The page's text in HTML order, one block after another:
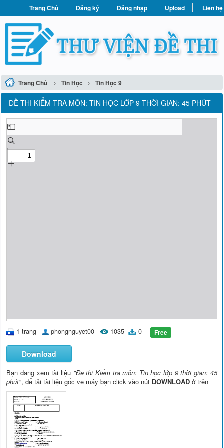
Trang Chủ Đăng ký Đăng nhập Upload Liên hệ
Trang Chủ › Tin Học › Tin Học 9
ĐỀ THI KIỂM TRA MÔN: TIN HỌC LỚP 9 THỜI GIAN: 45 PHÚT
1 trang phongnguyet00 1035 0 Free
Download
Bạn đang xem tài liệu "Đề thi Kiểm tra môn: Tin học lớp 9 thời gian: 45
phút", để tải tài liệu gốc về máy bạn click vào nút DOWNLOAD ở trên